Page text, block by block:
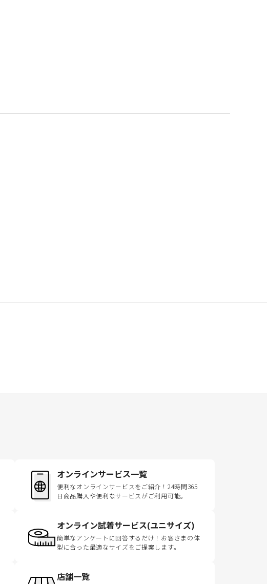
オンラインサービス一覧
便利なオンラインサービスをご紹介！24時間365
日商品購入や便利なサービスがご利用可能。
オンライン試着サービス(ユニサイズ)
簡単なアンケートに回答するだけ！お客さまの体
型に合った最適なサイズをご提案します。
店舗一覧